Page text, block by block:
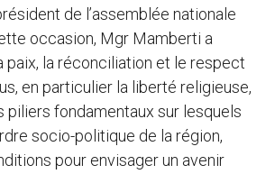
de l’assemblée nationale
occasion, Mgr Mamberti a
paix, la réconciliation et le respect
en particulier la liberté religieuse,
piliers fondamentaux sur lesquels
socio-politique de la région,
pour envisager un avenir